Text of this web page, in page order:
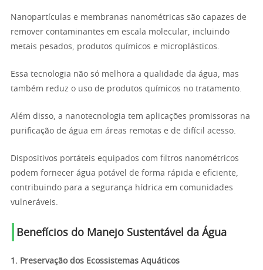
Nanopartículas e membranas nanométricas são capazes de
remover contaminantes em escala molecular, incluindo
metais pesados, produtos químicos e microplásticos.
Essa tecnologia não só melhora a qualidade da água, mas
também reduz o uso de produtos químicos no tratamento.
Além disso, a nanotecnologia tem aplicações promissoras na
purificação de água em áreas remotas e de difícil acesso.
Dispositivos portáteis equipados com filtros nanométricos
podem fornecer água potável de forma rápida e eficiente,
contribuindo para a segurança hídrica em comunidades
vulneráveis.
Benefícios do Manejo Sustentável da Água
1. Preservação dos Ecossistemas Aquáticos